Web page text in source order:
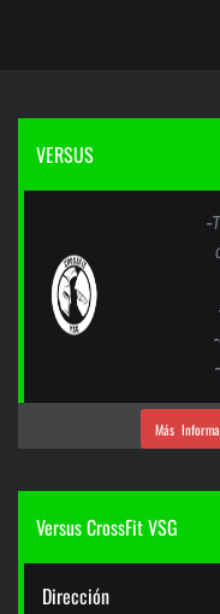
VERSUS
-
Más
Versus CrossFit VSG
Dirección